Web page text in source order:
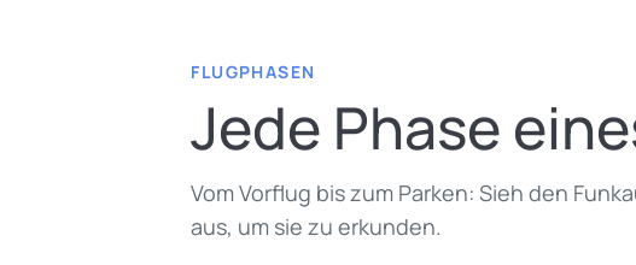
FLUGPHASEN
Jede Phase
Vom Vorflug bis zum Parken: Sieh den
aus, um sie zu erkunden.